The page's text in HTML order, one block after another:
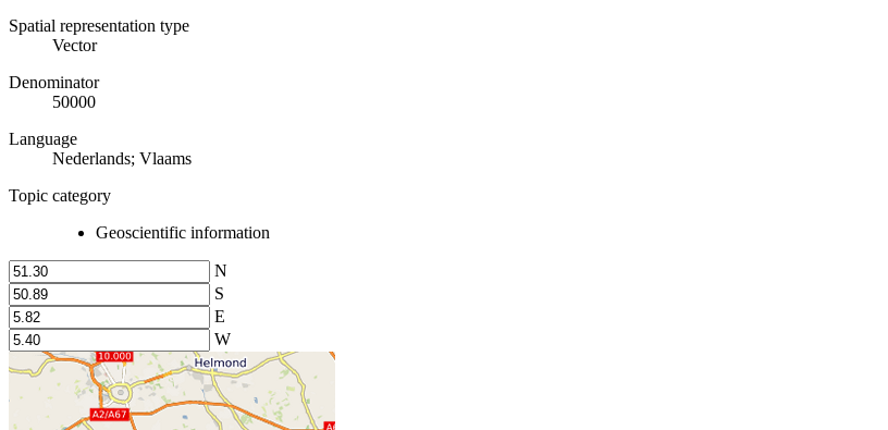
Spatial representation type
Vector
Denominator
50000
Language
Nederlands; Vlaams
Topic category
Geoscientific information
N
S
E
W